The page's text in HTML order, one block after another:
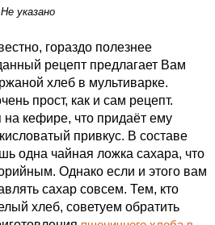
Не указано
гораздо полезнее
рецепт предлагает Вам
хлеб в мультиварке.
прост, как и сам рецепт.
на кефире, что придаёт ему
привкус. В составе
одна чайная ложка сахара, что
Однако если и этого вам
сахар совсем. Тем, кто
хлеб, советуем обратить